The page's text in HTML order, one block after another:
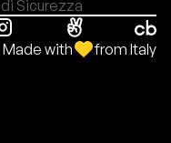
Sicurezza
Made with from Italy